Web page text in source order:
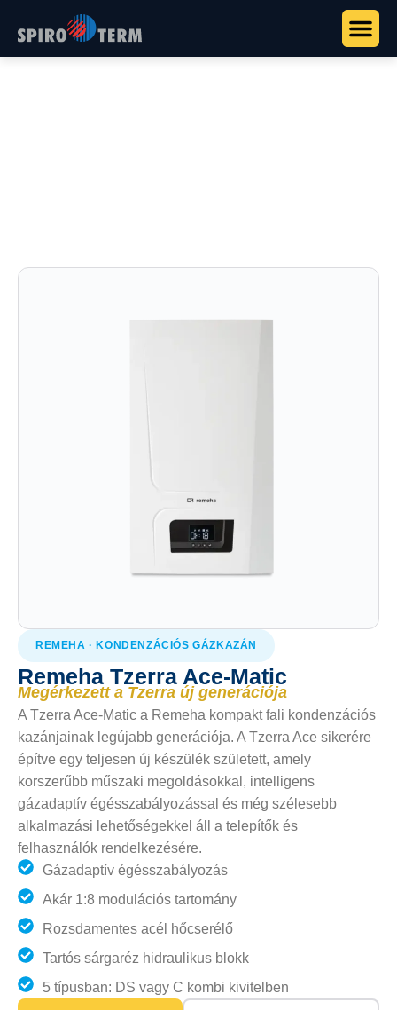
REMEHA · KONDENZÁCIÓS GÁZKAZÁN
Remeha Tzerra Ace-Matic
Megérkezett a Tzerra új generációja
A Tzerra Ace-Matic a Remeha kompakt fali kondenzációs
kazánjainak legújabb generációja. A Tzerra Ace sikerére
építve egy teljesen új készülék született, amely
korszerűbb műszaki megoldásokkal, intelligens
gázadaptív égésszabályozással és még szélesebb
alkalmazási lehetőségekkel áll a telepítők és
felhasználók rendelkezésére.
Gázadaptív égésszabályozás
Akár 1:8 modulációs tartomány
Rozsdamentes acél hőcserélő
Tartós sárgaréz hidraulikus blokk
5 típusban: DS vagy C kombi kivitelben